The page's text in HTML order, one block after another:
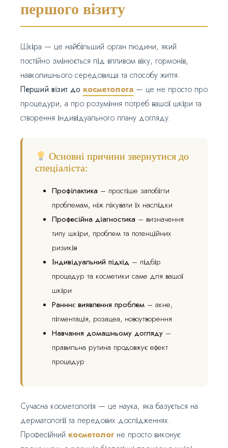
першого візиту
Шкіра — це найбільший орган людини, який
постійно змінюється під впливом віку, гормонів,
навколишнього середовища та способу життя.
Перший візит до косметолога — це не просто про
процедури, а про розуміння потреб вашої шкіри та
створення індивідуального плану догляду.
Основні причини звернутися до
спеціаліста:
Профілактика – простіше запобігти
проблемам, ніж лікувати їх наслідки
Професійна діагностика – визначення
типу шкіри, проблем та потенційних
ризиків
Індивідуальний підхід – підбір
процедур та косметики саме для вашої
шкіри
Ранннє виявлення проблем– акне,
пігментація, розацеа, новоутворення
Навчання домашньому догляду–
правильна рутина продовжує ефект
процедур
Сучасна косметологія — це наука, яка базується на
дерматології та передових дослідженнях.
Професійний косметолог не просто виконує